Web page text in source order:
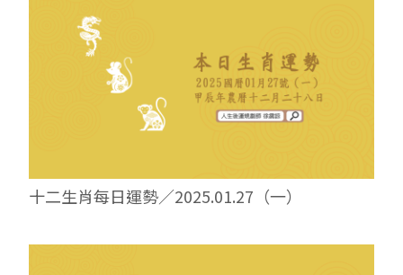
十二生肖每日運勢／2025.01.27（一）